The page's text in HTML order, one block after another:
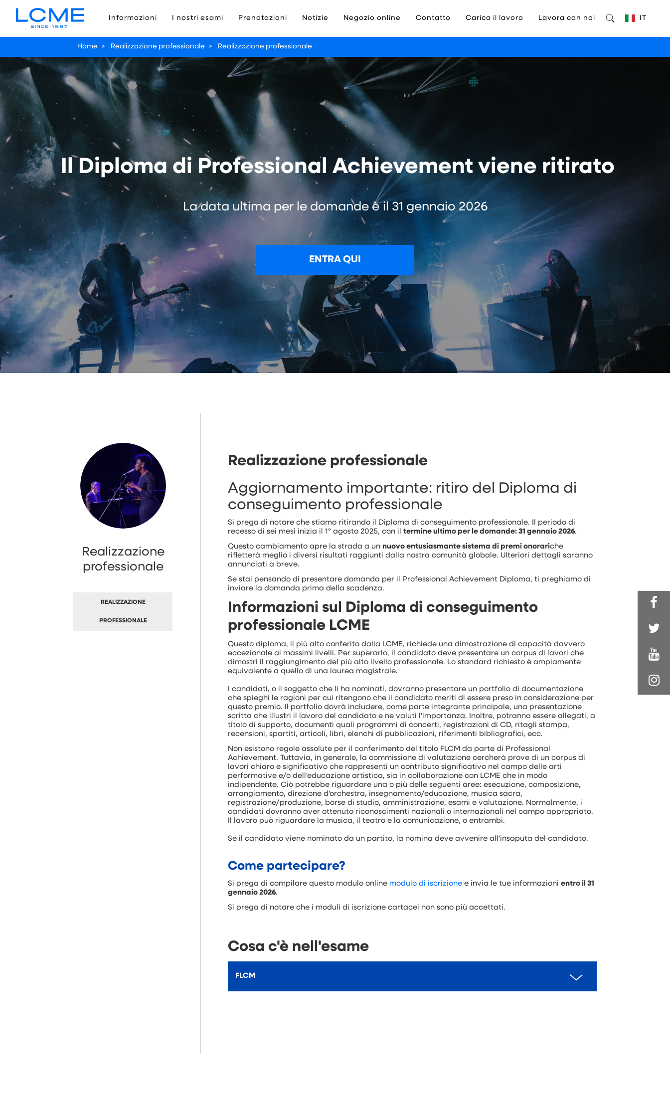
Informazioni I nostri esami Prenotazioni Notizie Negozio online Contatto Carica il lavoro Lavora con noi IT
Home > Realizzazione professionale > Realizzazione professionale
Il Diploma di Professional Achievement viene ritirato
La data ultima per le domande è il 31 gennaio 2026
ENTRA QUI
Realizzazione
professionale
REALIZZAZIONE
PROFESSIONALE
Realizzazione professionale
Aggiornamento importante: ritiro del Diploma di
conseguimento professionale
Si prega di notare che stiamo ritirando il Diploma di conseguimento professionale. Il periodo di
recesso di sei mesi inizia il 1° agosto 2025, con il termine ultimo per le domande: 31 gennaio 2026.
Questo cambiamento apre la strada a un nuovo entusiasmante sistema di premi onorariche
rifletterà meglio i diversi risultati raggiunti dalla nostra comunità globale. Ulteriori dettagli saranno
annunciati a breve.
Se stai pensando di presentare domanda per il Professional Achievement Diploma, ti preghiamo di
inviare la domanda prima della scadenza.
Informazioni sul Diploma di conseguimento
professionale LCME
Questo diploma, il più alto conferito dalla LCME, richiede una dimostrazione di capacità davvero
eccezionale ai massimi livelli. Per superarlo, il candidato deve presentare un corpus di lavori che
dimostri il raggiungimento del più alto livello professionale. Lo standard richiesto è ampiamente
equivalente a quello di una laurea magistrale.
I candidati, o il soggetto che li ha nominati, dovranno presentare un portfolio di documentazione
che spieghi le ragioni per cui ritengono che il candidato meriti di essere preso in considerazione per
questo premio. Il portfolio dovrà includere, come parte integrante principale, una presentazione
scritta che illustri il lavoro del candidato e ne valuti l'importanza. Inoltre, potranno essere allegati, a
titolo di supporto, documenti quali programmi di concerti, registrazioni di CD, ritagli stampa,
recensioni, spartiti, articoli, libri, elenchi di pubblicazioni, riferimenti bibliografici, ecc.
Non esistono regole assolute per il conferimento del titolo FLCM da parte di Professional
Achievement. Tuttavia, in generale, la commissione di valutazione cercherà prove di un corpus di
lavori chiaro e significativo che rappresenti un contributo significativo nel campo delle arti
performative e/o dell'educazione artistica, sia in collaborazione con LCME che in modo
indipendente. Ciò potrebbe riguardare una o più delle seguenti aree: esecuzione, composizione,
arrangiamento, direzione d'orchestra, insegnamento/educazione, musica sacra,
registrazione/produzione, borse di studio, amministrazione, esami e valutazione. Normalmente, i
candidati dovranno aver ottenuto riconoscimenti nazionali o internazionali nel campo appropriato.
Il lavoro può riguardare la musica, il teatro e la comunicazione, o entrambi.
Se il candidato viene nominato da un partito, la nomina deve avvenire all'insaputa del candidato.
Come partecipare?
Si prega di compilare questo modulo online modulo di iscrizione e invia le tue informazioni entro il 31
gennaio 2026.
Si prega di notare che i moduli di iscrizione cartacei non sono più accettati.
Cosa c'è nell'esame
FLCM